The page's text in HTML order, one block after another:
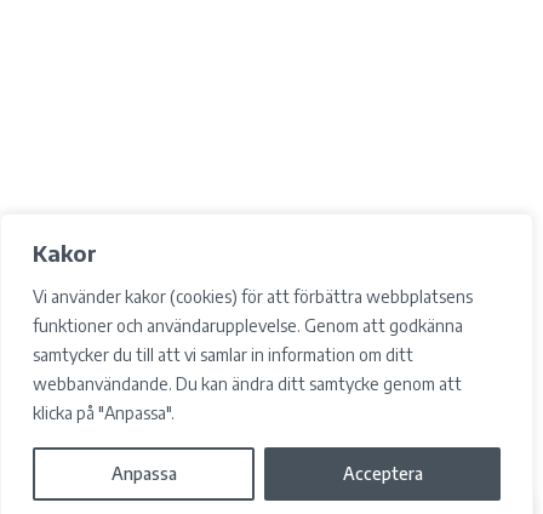
Kakor
Vi använder kakor (cookies) för att förbättra webbplatsens
funktioner och användarupplevelse. Genom att godkänna
samtycker du till att vi samlar in information om ditt
webbanvändande. Du kan ändra ditt samtycke genom att
klicka på "Anpassa".
Anpassa Acceptera